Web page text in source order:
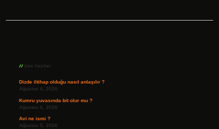
Son Yazılar
Dizde iltihap olduğu nasıl anlaşılır ?
Ağustos 6, 2026
Kumru yuvasında bit olur mu ?
Ağustos 6, 2026
Avi ne ismi ?
Ağustos 5, 2026